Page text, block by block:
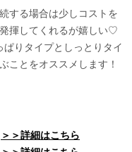
する場合は少しコストを
揮してくれるが嬉しい♡
りタイプとしっとりタイ
ことをオススメします！
＞＞詳細はこちら